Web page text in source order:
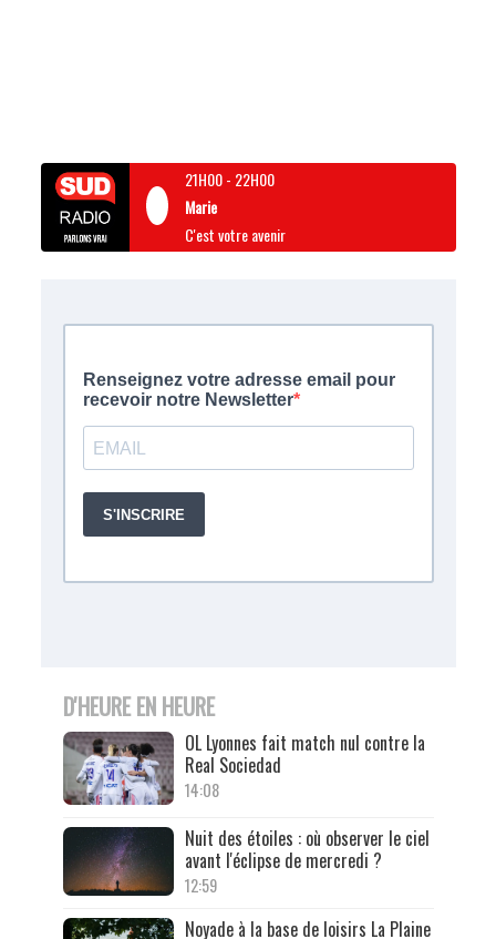
21H00- 22H00
Marie
C'est votre avenir
D'HEURE EN HEURE
OL Lyonnes fait match nul contre la
Real Sociedad
14:08
Nuit des étoiles : où observer le ciel
avant l'éclipse de mercredi ?
12:59
Noyade à la base de loisirs La Plaine